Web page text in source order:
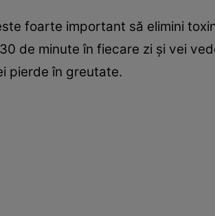
foarte important să elimini
de minute în fiecare zi şi vei
pierde în greutate.